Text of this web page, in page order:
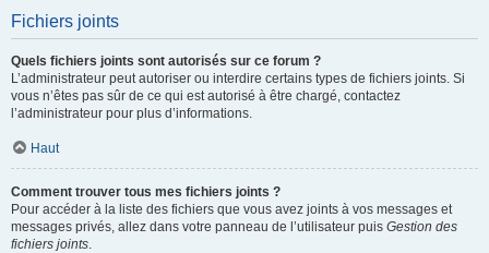
Fichiers joints
Quels fichiers joints sont autorisés sur ce forum ?
L’administrateur peut autoriser ou interdire certains types de fichiers joints. Si
vous n’êtes pas sûr de ce qui est autorisé à être chargé, contactez
l’administrateur pour plus d’informations.
Haut
Comment trouver tous mes fichiers joints ?
Pour accéder à la liste des fichiers que vous avez joints à vos messages et
messages privés, allez dans votre panneau de l’utilisateur puis Gestion des
fichiers joints.